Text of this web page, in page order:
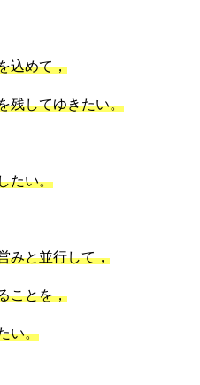
込めて，
残してゆきたい。
たい。
みと並行して，
ことを，
い。